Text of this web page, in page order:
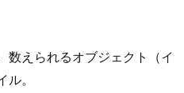
えられるオブジェクト（イ
。